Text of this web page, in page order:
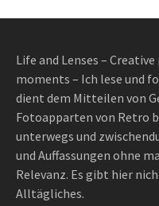
Life and Lenses –
moments – Ich lese und
dient dem Mitteilen von
Fotoapparten von Retro
unterwegs und
und Auffassungen ohne
Relevanz. Es gibt hier
Alltägliches.